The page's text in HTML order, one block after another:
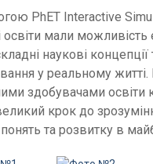
PhET Interactive
освіти мали
наукові концепції
у реальному
здобувачами освіти
крок до
та розвитку в